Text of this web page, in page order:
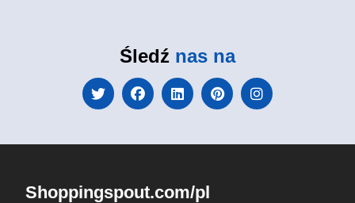
Śledź nas na
Shoppingspout.com/pl